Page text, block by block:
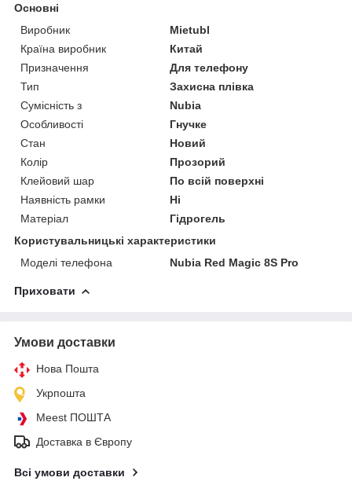
Основні
Виробник
Mietubl
Країна виробник
Китай
Призначення
Для телефону
Тип
Захисна плівка
Сумісність з
Nubia
Особливості
Гнучке
Стан
Новий
Колір
Прозорий
Клейовий шар
По всій поверхні
Наявність рамки
Ні
Матеріал
Гідрогель
Користувальницькі характеристики
Моделі телефона
Nubia Red Magic 8S Pro
Приховати
Умови доставки
Нова Пошта
Укрпошта
Meest ПОШТА
Доставка в Європу
Всі умови доставки